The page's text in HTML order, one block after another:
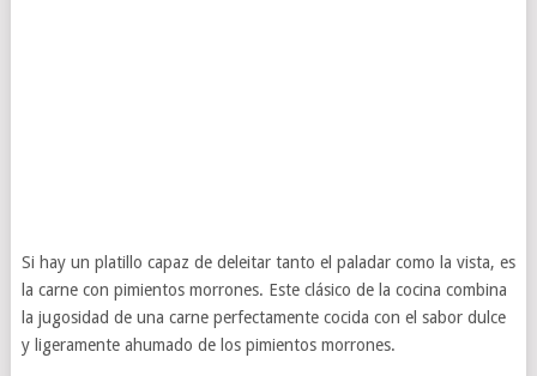
Si hay un platillo capaz de deleitar tanto el paladar como la vista, es
la carne con pimientos morrones. Este clásico de la cocina combina
la jugosidad de una carne perfectamente cocida con el sabor dulce
y ligeramente ahumado de los pimientos morrones.